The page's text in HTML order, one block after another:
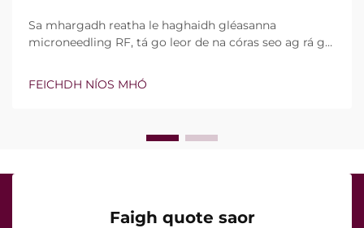
Sa mhargadh reatha le haghaidh gléasanna
microneedling RF, tá go leor de na córas seo ag rá go
Áfach, níl an cheist fíor i ndáiríre an bhfuil na gnéithe
seo ann nó nach bhfuil, ach conas a oibríonn siad go
FEICHDH NÍOS MHÓ
Faigh quote saor